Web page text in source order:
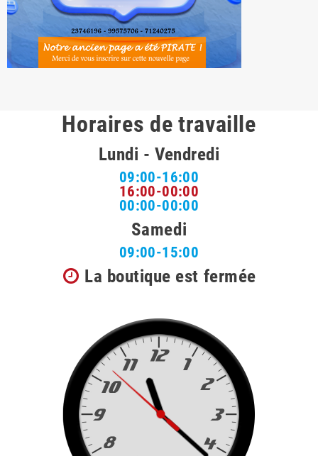
Horaires de travaille
Lundi - Vendredi
09:00-16:00
16:00-00:00
00:00-00:00
Samedi
09:00-15:00
La boutique est fermée